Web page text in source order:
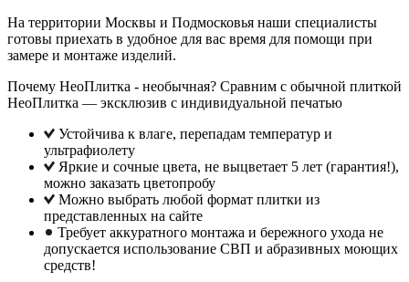
На территории Москвы и Подмосковья наши специалисты
готовы приехать в удобное для вас время для помощи при
замере и монтаже изделий.
Почему НеоПлитка - необычная? Сравним с обычной плиткой
НеоПлитка — эксклюзив с индивидуальной печатью
Устойчива к влаге, перепадам температур и
ультрафиолету
Яркие и сочные цвета, не выцветает 5 лет (гарантия!),
можно заказать цветопробу
Можно выбрать любой формат плитки из
представленных на сайте
Требует аккуратного монтажа и бережного ухода не
допускается использование СВП и абразивных моющих
средств!